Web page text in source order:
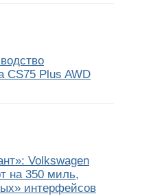
CS75 Plus AWD
Volkswagen
на 350 миль,
интерфейсов